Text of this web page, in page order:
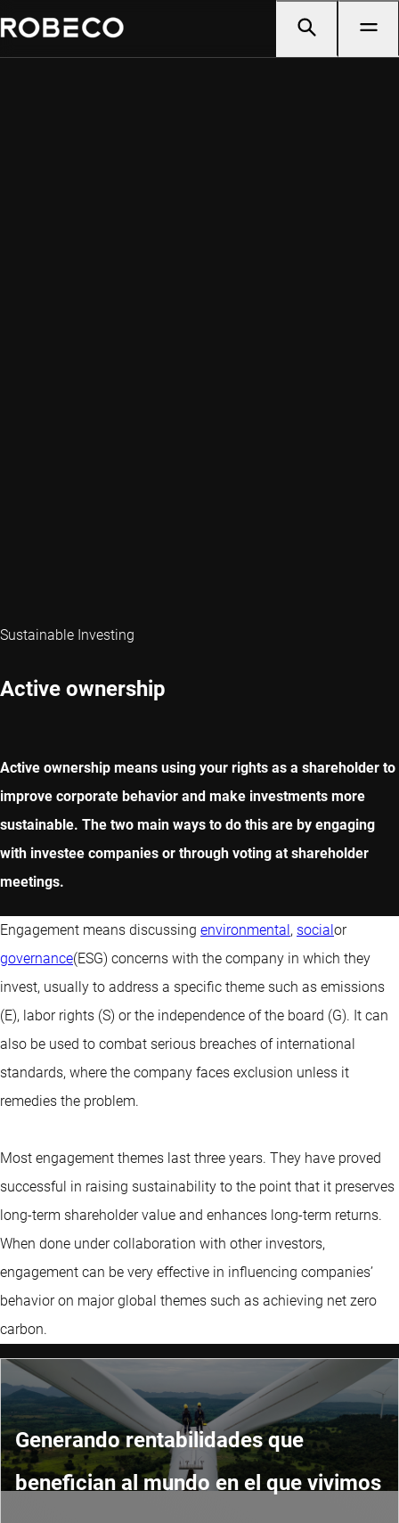
Sustainable Investing
Active ownership
Active ownership means using your rights as a shareholder to
improve corporate behavior and make investments more
sustainable. The two main ways to do this are by engaging
with investee companies or through voting at shareholder
meetings.
Engagement means discussing environmental, socialor
governance(ESG) concerns with the company in which they
invest, usually to address a specific theme such as emissions
(E), labor rights (S) or the independence of the board (G). It can
also be used to combat serious breaches of international
standards, where the company faces exclusion unless it
remedies the problem.
Most engagement themes last three years. They have proved
successful in raising sustainability to the point that it preserves
long-term shareholder value and enhances long-term returns.
When done under collaboration with other investors,
engagement can be very effective in influencing companies’
behavior on major global themes such as achieving net zero
carbon.
Generando rentabilidades que
benefician al mundo en el que vivimos